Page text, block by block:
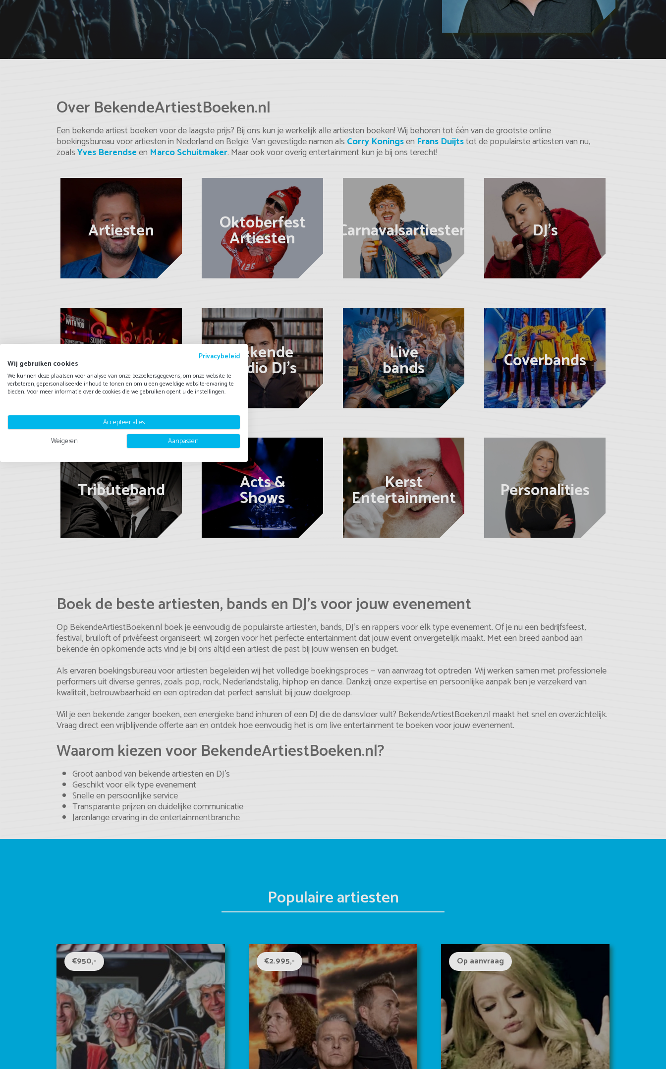
Over BekendeArtiestBoeken.nl
Een bekende artiest boeken voor de laagste prijs? Bij ons kun je werkelijk alle artiesten boeken! Wij behoren tot één van de grootste online
boekingsbureau voor artiesten in Nederland en België. Van gevestigde namen als Corry Koningsen Frans Duijtstot de populairste artiesten van nu,
zoalsYves Berendseen Marco Schuitmaker. Maar ook voor overig entertainment kun je bij ons terecht!
Artiesten Oktoberfest
Artiesten Carnavalsartiesten DJ's
Bekende
DJ Shows
Bekende
Radio DJ's
Live
bands Coverbands
Tributeband Acts &
Shows
Kerst
Entertainment Personalities
Boek de beste artiesten, bands en DJ’s voor jouw evenement
Op BekendeArtiestBoeken.nl boek je eenvoudig de populairste artiesten, bands, DJ’s en rappers voor elk type evenement. Of je nu een bedrijfsfeest,
festival, bruiloft of privéfeest organiseert: wij zorgen voor het perfecte entertainment dat jouw event onvergetelijk maakt. Met een breed aanbod aan
bekende én opkomende acts vind je bij ons altijd een artiest die past bij jouw wensen en budget.
Als ervaren boekingsbureau voor artiesten begeleiden wij het volledige boekingsproces — van aanvraag tot optreden. Wij werken samen met professionele
performers uit diverse genres, zoals pop, rock, Nederlandstalig, hiphop en dance. Dankzij onze expertise en persoonlijke aanpak ben je verzekerd van
kwaliteit, betrouwbaarheid en een optreden dat perfect aansluit bij jouw doelgroep.
Wil je een bekende zanger boeken, een energieke band inhuren of een DJ die de dansvloer vult? BekendeArtiestBoeken.nl maakt het snel en overzichtelijk.
Vraag direct een vrijblijvende offerte aan en ontdek hoe eenvoudig het is om live entertainment te boeken voor jouw evenement.
Waarom kiezen voor BekendeArtiestBoeken.nl?
Groot aanbod van bekende artiesten en DJ’s
Geschikt voor elk type evenement
Snelle en persoonlijke service
Transparante prijzen en duidelijke communicatie
Jarenlange ervaring in de entertainmentbranche
Populaire artiesten
€950,- €2.995,- Op aanvraag
Privacybeleid
Wij gebruiken cookies
We kunnen deze plaatsen voor analyse van onze bezoekersgegevens, om onze website te
verbeteren, gepersonaliseerde inhoud te tonen en om u een geweldige website-ervaring te
bieden. Voor meer informatie over de cookies die we gebruiken opent u de instellingen.
Accepteer alles
Weigeren
Aanpassen